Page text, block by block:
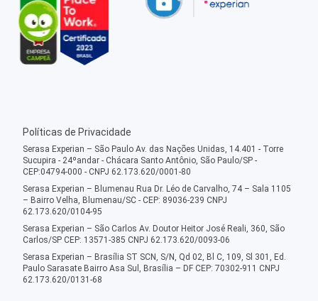
Políticas de Privacidade
Serasa Experian – São Paulo Av. das Nações Unidas, 14.401 - Torre
Sucupira - 24ºandar - Chácara Santo Antônio, São Paulo/SP -
CEP:04794-000 - CNPJ 62.173.620/0001-80
Serasa Experian – Blumenau Rua Dr. Léo de Carvalho, 74 – Sala 1105
– Bairro Velha, Blumenau/SC - CEP: 89036-239 CNPJ
62.173.620/0104-95
Serasa Experian – São Carlos Av. Doutor Heitor José Reali, 360, São
Carlos/SP CEP: 13571-385 CNPJ 62.173.620/0093-06
Serasa Experian – Brasília ST SCN, S/N, Qd 02, Bl C, 109, Sl 301, Ed.
Paulo Sarasate Bairro Asa Sul, Brasília – DF CEP: 70302-911 CNPJ
62.173.620/0131-68